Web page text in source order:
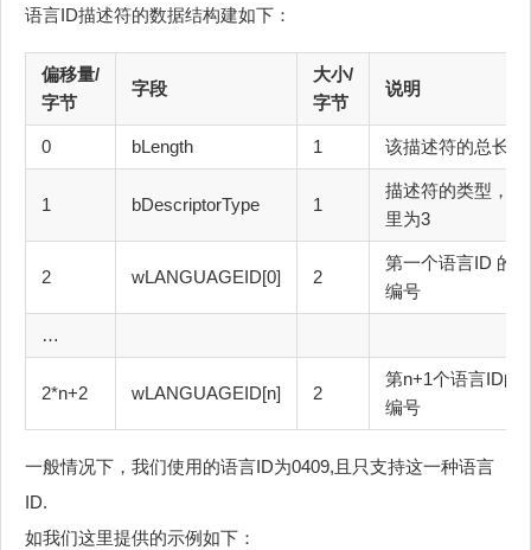
语言ID描述符的数据结构建如下：
偏移量/
字节
字段
大小/
字节
说明
0 bLength 1 该描述符的总长度
1 bDescriptorType 1
描述符的类型，这
里为3
2 wLANGUAGEID[0] 2
第一个语言ID 的
编号
…
2*n+2 wLANGUAGEID[n] 2
第n+1个语言ID的
编号
一般情况下，我们使用的语言ID为0409,且只支持这一种语言
ID.
如我们这里提供的示例如下：